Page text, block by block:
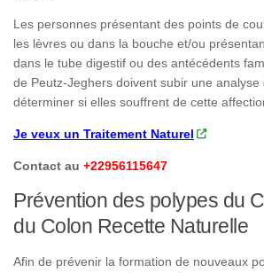
Les personnes présentant des points de
les lèvres ou dans la bouche et/ou
dans le tube digestif ou des antécédents
de Peutz-Jeghers doivent subir une analyse
déterminer si elles souffrent de cette
Je veux un Traitement Naturel
Contact au +22956115647
Prévention des polypes du
du Colon Recette Naturelle
Afin de prévenir la formation de nouveaux